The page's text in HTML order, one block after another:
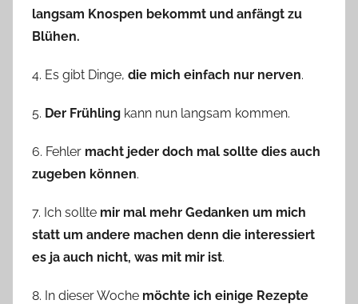
langsam Knospen bekommt und anfängt zu
Blühen.
4. Es gibt Dinge, die mich einfach nur nerven.
5. Der Frühling kann nun langsam kommen.
6. Fehler macht jeder doch mal sollte dies auch
zugeben können.
7. Ich sollte mir mal mehr Gedanken um mich
statt um andere machen denn die interessiert
es ja auch nicht, was mit mir ist.
8. In dieser Woche möchte ich einige Rezepte